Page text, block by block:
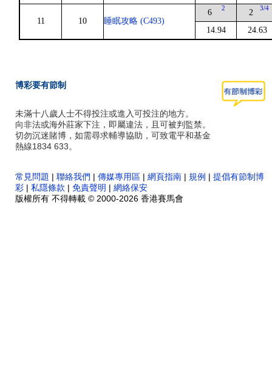
11 10 睡眠攻略 (C493)
6 2
14.94
2 3/4
24.63
博彩要有節制
未滿十八歲人士不得投注或進入可投注的地方。
向非法或海外莊家下注，即屬違法，且可被判監禁。
切勿沉迷賭博，如需尋求輔導協助，可致電平和基金
熱線1834 633。
常見問題 | 聯絡我們 | 傳媒專用區 | 網頁指南 | 規例 | 提倡有節制博
彩 | 私隱條款 | 免責聲明 | 網絡保安
版權所有 不得轉載 © 2000-2026 香港賽馬會